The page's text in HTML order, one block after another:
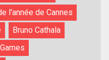
l'année de Cannes
Bruno Cathala